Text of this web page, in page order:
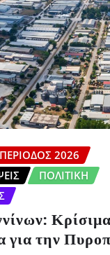
2026
ΠΟΛΙΤΙΚΉ
Κρίσιμα
την